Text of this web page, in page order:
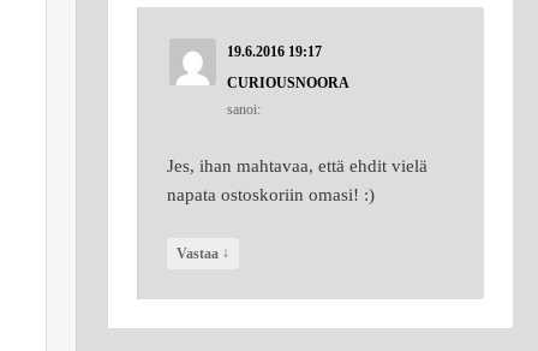
19.6.2016 19:17
CURIOUSNOORA
sanoi:
Jes, ihan mahtavaa, että ehdit vielä
napata ostoskoriin omasi! :)
Vastaa ↓